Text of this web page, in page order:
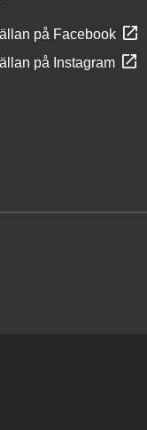
på Facebook
på Instagram